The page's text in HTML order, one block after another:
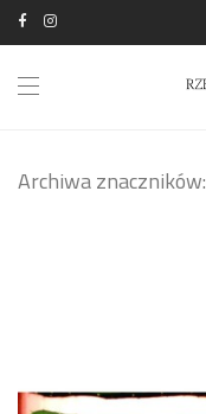
Archiwa znaczników: